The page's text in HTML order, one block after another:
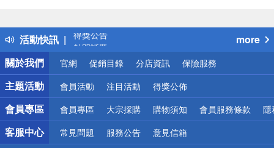
活動快訊
得獎公告
熱門話題
銀行優惠
偏遠地區配送
詐騙網頁！請小心！
more
關於我們
官網 促銷目錄 分店資訊 保險服務
主題活動 會員活動 注目活動 得獎公佈
會員專區 會員專區 大宗採購 購物須知 會員服務條款 隱
客服中心 常見問題 服務公告 意見信箱